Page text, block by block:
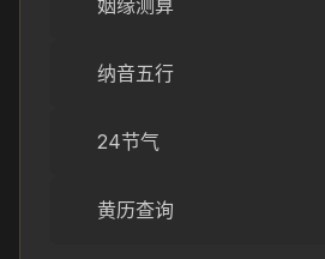
姻缘测算
纳音五行
24节气
黄历查询